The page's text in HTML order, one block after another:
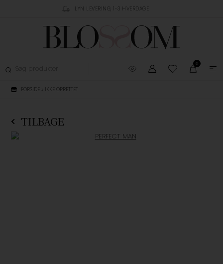
LYN LEVERING, 1-3 HVERDAGE
0
FORSIDE » IKKE OPRETTET
TILBAGE